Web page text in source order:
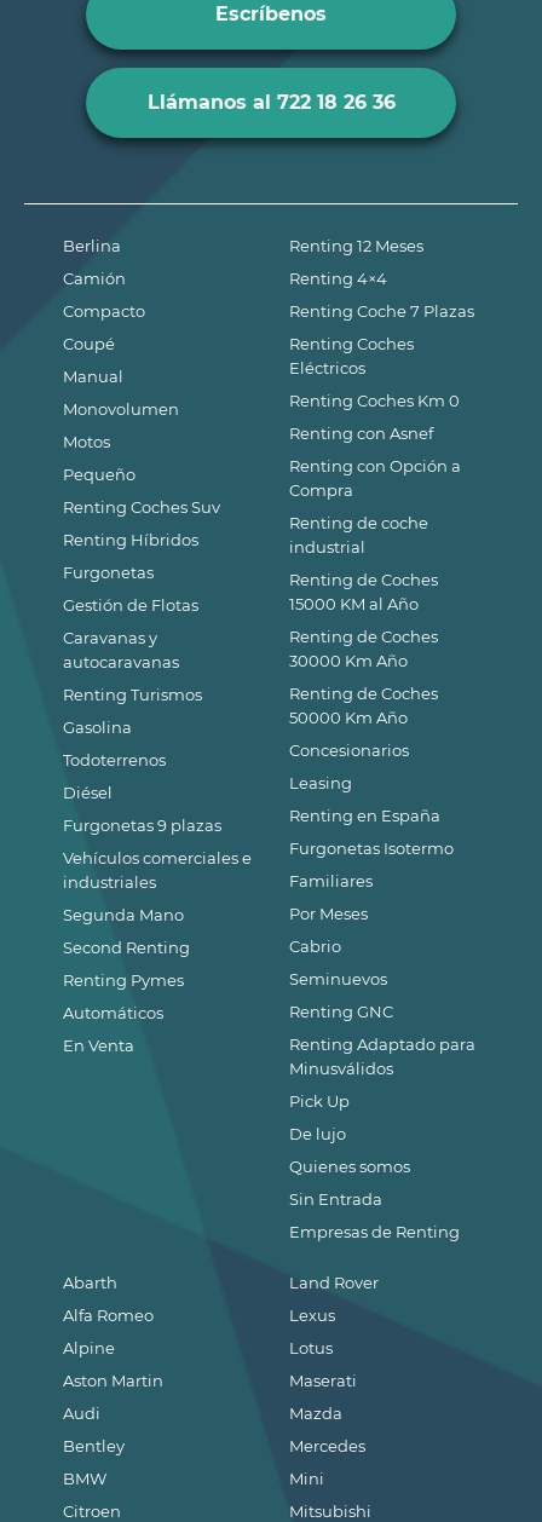
Escríbenos
Llámanos al 722 18 26 36
Berlina
Camión
Compacto
Coupé
Manual
Monovolumen
Motos
Pequeño
Renting Coches Suv
Renting Híbridos
Furgonetas
Gestión de Flotas
Caravanas y
autocaravanas
Renting Turismos
Gasolina
Todoterrenos
Diésel
Furgonetas 9 plazas
Vehículos comerciales e
industriales
Segunda Mano
Second Renting
Renting Pymes
Automáticos
En Venta
Abarth
Alfa Romeo
Alpine
Aston Martin
Audi
Bentley
BMW
Citroen
Land Rover
Lexus
Lotus
Maserati
Mazda
Mercedes
Mini
Mitsubishi
Renting 12 Meses
Renting 4×4
Renting Coche 7 Plazas
Renting Coches
Eléctricos
Renting Coches Km 0
Renting con Asnef
Renting con Opción a
Compra
Renting de coche
industrial
Renting de Coches
15000 KM al Año
Renting de Coches
30000 Km Año
Renting de Coches
50000 Km Año
Concesionarios
Leasing
Renting en España
Furgonetas Isotermo
Familiares
Por Meses
Cabrio
Seminuevos
Renting GNC
Renting Adaptado para
Minusválidos
Pick Up
De lujo
Quienes somos
Sin Entrada
Empresas de Renting